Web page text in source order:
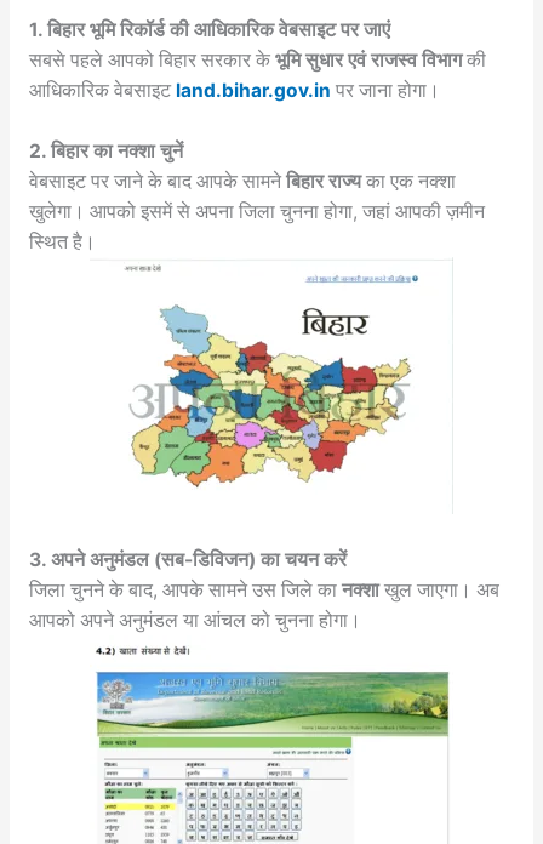
1. बिहार भूमि रिकॉर्ड की आधिकारिक वेबसाइट पर जाएं
सबसे पहले आपको बिहार सरकार के भूमि सुधार एवं राजस्व विभागकी
आधिकारिक वेबसाइट land.bihar.gov.in पर जाना होगा।
2. बिहार का नक्शा चुनें
वेबसाइट पर जाने के बाद आपके सामनेबिहार राज्यका एक नक्शा
खुलेगा। आपको इसमें से अपना जिला चुनना होगा, जहां आपकी ज़मीन
स्थित है।
3. अपने अनुमंडल (सब-डिविजन) का चयन करें
जिला चुनने के बाद, आपके सामने उस जिले का नक्शाखुल जाएगा। अब
आपको अपने अनुमंडल या आंचल को चुनना होगा।